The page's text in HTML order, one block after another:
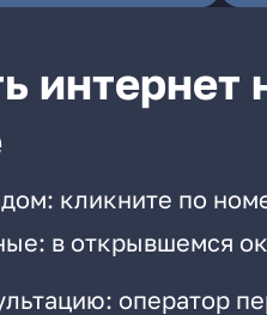
интернет
кликните по
в открывшемся
оператор